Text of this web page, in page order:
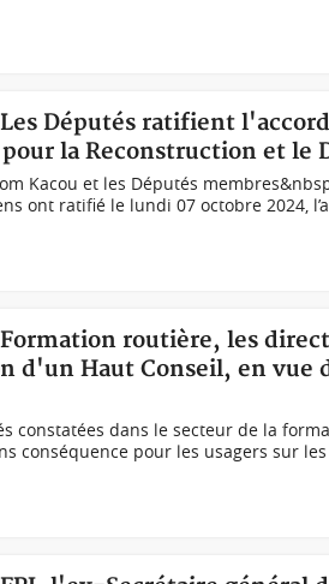
Députés ratifient
la Reconstruction et le
Kacou et les Députés
ont ratifié le lundi 07 octobre 2024,
routière, les
d'un Haut Conseil, en
constatées dans le secteur de la
conséquence pour les usagers sur